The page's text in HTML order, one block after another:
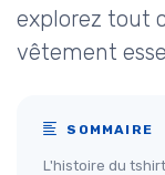
explorez tout
vêtement
SOMMAIRE
L'histoire du